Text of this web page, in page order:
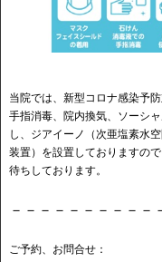
当院では、新型コロナ感染予
手指消毒、院内換気、ソーシ
し、ジアイーノ（次亜塩素水
装置）を設置しておりますの
待ちしております。
－－－－－－－－－－
ご予約、お問合せ：